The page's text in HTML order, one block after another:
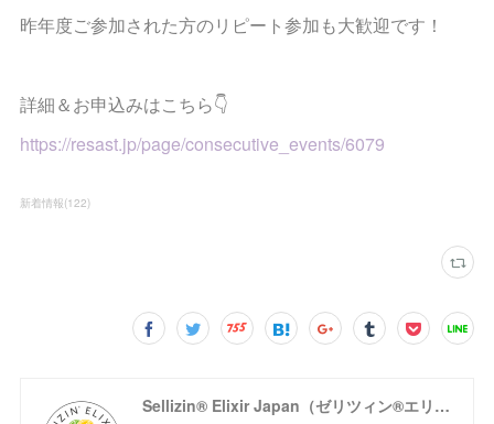
昨年度ご参加された方のリピート参加も大歓迎です！
詳細＆お申込みはこちら👇
https://resast.jp/page/consecutive_events/6079
新着情報(122)
Sellizin® Elixir Japan（ゼリツィン®エリクサージャパン公式サイト）